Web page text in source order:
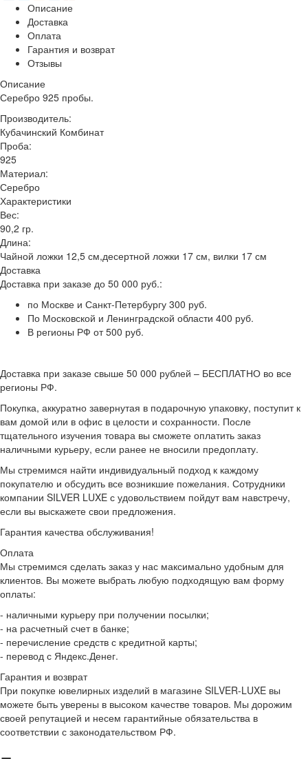
Описание
Доставка
Оплата
Гарантия и возврат
Отзывы
Описание
Серебро 925 пробы.
Производитель:
Кубачинский Комбинат
Проба:
925
Материал:
Серебро
Характеристики
Вес:
90,2 гр.
Длина:
Чайной ложки 12,5 см,десертной ложки 17 см, вилки 17 см
Доставка
Доставка при заказе до 50 000 руб.:
по Москве и Санкт-Петербургу 300 руб.
По Московской и Ленинградской области 400 руб.
В регионы РФ от 500 руб.
Доставка при заказе свыше 50 000 рублей – БЕСПЛАТНО во все
регионы РФ.
Покупка, аккуратно завернутая в подарочную упаковку, поступит к
вам домой или в офис в целости и сохранности. После
тщательного изучения товара вы сможете оплатить заказ
наличными курьеру, если ранее не вносили предоплату.
Мы стремимся найти индивидуальный подход к каждому
покупателю и обсудить все возникшие пожелания. Сотрудники
компании SILVER LUXE с удовольствием пойдут вам навстречу,
если вы выскажете свои предложения.
Гарантия качества обслуживания!
Оплата
Мы стремимся сделать заказ у нас максимально удобным для
клиентов. Вы можете выбрать любую подходящую вам форму
оплаты:
- наличными курьеру при получении посылки;
- на расчетный счет в банке;
- перечисление средств с кредитной карты;
- перевод с Яндекс.Денег.
Гарантия и возврат
При покупке ювелирных изделий в магазине SILVER-LUXE вы
можете быть уверены в высоком качестве товаров. Мы дорожим
своей репутацией и несем гарантийные обязательства в
соответствии с законодательством РФ.